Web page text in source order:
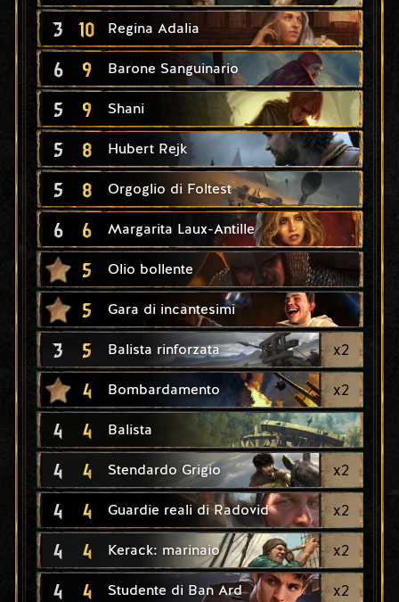
3 10 Regina Adalia
6 9 Barone Sanguinario
5 9 Shani
5 8 Hubert Rejk
5 8 Orgoglio di Foltest
6 6 Margarita Laux-Antille
5 Olio bollente
5 Gara di incantesimi
3 5 Balista rinforzata x2
4 Bombardamento x2
4 4 Balista
4 4 Stendardo Grigio x2
4 4 Guardie reali di Radovid x2
4 4 Kerack: marinaio x2
4 4 Studente di Ban Ard x2